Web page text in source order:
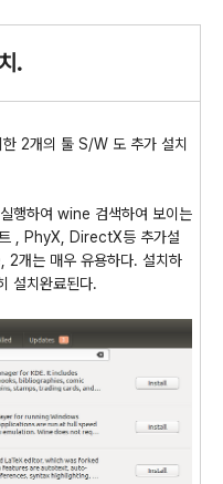
.
2개의 툴 S/W 도 추가 설치
하여 wine 검색하여 보이는
, PhyX, DirectX등 추가설
개는 매우 유용하다. 설치하
설치완료된다.